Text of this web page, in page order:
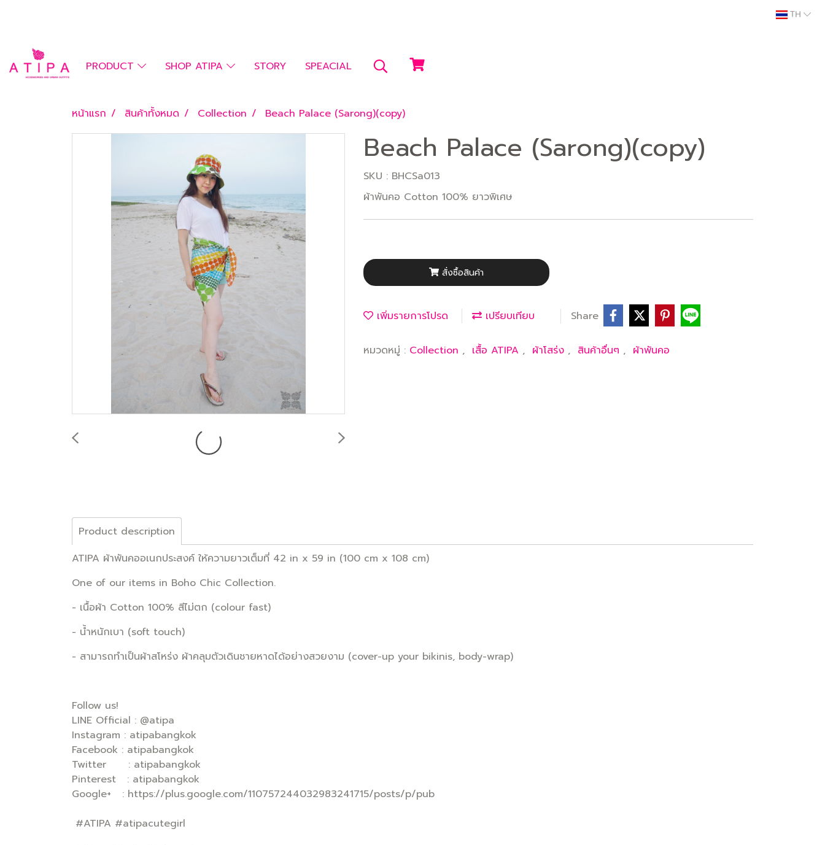
TH
PRODUCT SHOP ATIPA STORY SPEACIAL
หน้าแรก สินค้าทั้งหมด Collection Beach Palace (Sarong)(copy)
Beach Palace (Sarong)(copy)
SKU : BHCSa013
ผ้าพันคอ Cotton 100% ยาวพิเศษ
สั่งซื้อสินค้า
เพิ่มรายการโปรด เปรียบเทียบ Share
หมวดหมู่ : Collection , เสื้อ ATIPA , ผ้าโสร่ง , สินค้าอื่นๆ , ผ้าพันคอ
Product description
ATIPA ผ้าพันคออเนกประสงค์ ให้ความยาวเต็มที่ 42 in x 59 in (100 cm x 108 cm)
One of our items in Boho Chic Collection.
- เนื้อผ้า Cotton 100% สีไม่ตก (colour fast)
- น้ำหนักเบา (soft touch)
- สามารถทำเป็นผ้าสโหร่ง ผ้าคลุมตัวเดินชายหาดได้อย่างสวยงาม (cover-up your bikinis, body-wrap)
Follow us!
LINE Official : @atipa
Instagram : atipabangkok
Facebook : atipabangkok
Twitter : atipabangkok
Pinterest : atipabangkok
Google+ : https://plus.google.com/110757244032983241715/posts/p/pub
#ATIPA #atipacutegirl